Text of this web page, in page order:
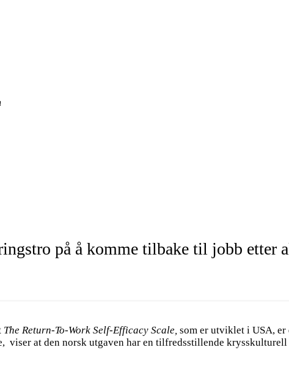
på å komme tilbake til jobb etter
The Return-To-Work Self-Efficacy Scale, som er utviklet i USA,
viser at den norsk utgaven har en tilfredsstillende